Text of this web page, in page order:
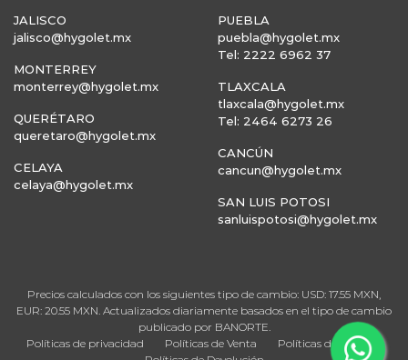
JALISCO
jalisco@hygolet.mx
MONTERREY
monterrey@hygolet.mx
QUERÉTARO
queretaro@hygolet.mx
CELAYA
celaya@hygolet.mx
PUEBLA
puebla@hygolet.mx
Tel: 2222 6962 37
TLAXCALA
tlaxcala@hygolet.mx
Tel: 2464 6273 26
CANCÚN
cancun@hygolet.mx
SAN LUIS POTOSI
sanluispotosi@hygolet.mx
Precios calculados con los siguientes tipo de cambio: USD: 17.55 MXN,
EUR: 20.55 MXN. Actualizados diariamente basados en el tipo de cambio
publicado por BANORTE.
Políticas de privacidad
Políticas de Venta
Políticas de Entrega